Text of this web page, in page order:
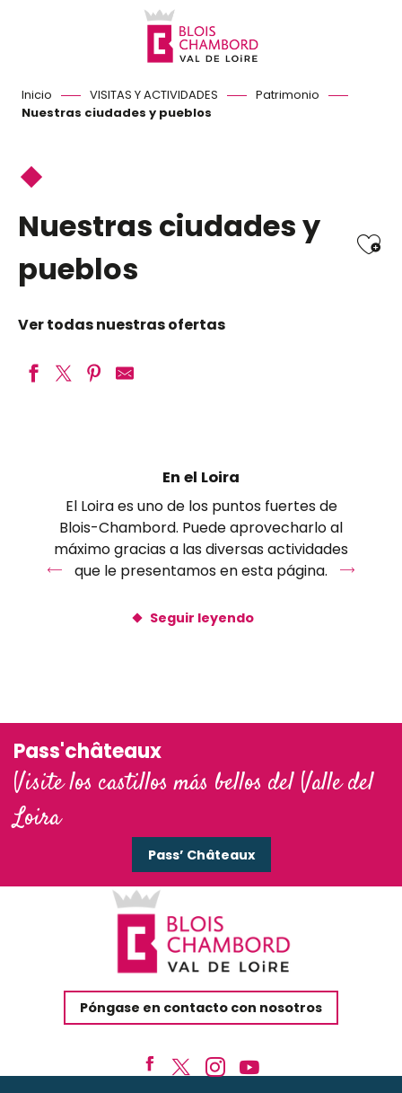
Inicio VISITAS Y ACTIVIDADES
Patrimonio
Nuestras ciudades y pueblos
Nuestras ciudades y
pueblos
Ver todas nuestras ofertas
Villexanton
Vineuil
En el Loira
El Loira es uno de los puntos fuertes de
Blois-Chambord. Puede aprovecharlo al
máximo gracias a las diversas actividades
que le presentamos en esta página.
Seguir leyendo
Pass'châteaux
Visite los castillos más bellos del Valle del
Loira
Pass’ Châteaux
Póngase en contacto con nosotros